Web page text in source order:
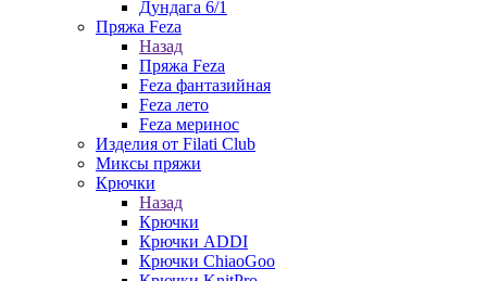
Дундага 6/1
Пряжа Feza
Назад
Пряжа Feza
Feza фантазийная
Feza лето
Feza меринос
Изделия от Filati Club
Миксы пряжи
Крючки
Назад
Крючки
Крючки ADDI
Крючки ChiaoGoo